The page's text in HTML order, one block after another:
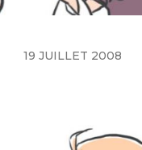
19 JUILLET 2008